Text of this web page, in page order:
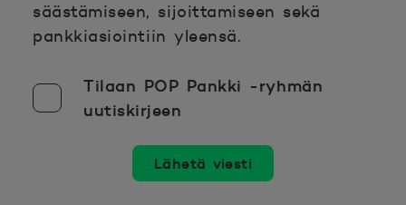
säästämiseen, sijoittamiseen sekä
pankkiasiointiin yleensä.
Tilaan POP Pankki -ryhmän
uutiskirjeen
Lähetä viesti